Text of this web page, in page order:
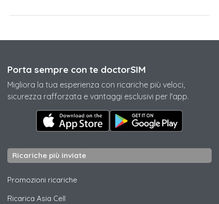
Porta sempre con te doctorSIM
Migliora la tua esperienza con ricariche più veloci,
sicurezza rafforzata e vantaggi esclusivi per l'app.
Ricariche più inviate
Promozioni ricariche
Ricarica Asia Cell